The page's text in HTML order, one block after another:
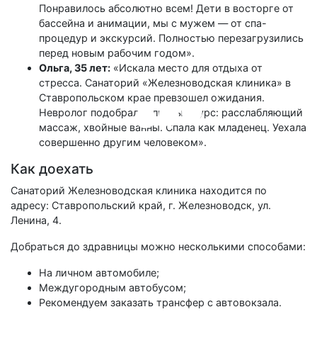
Понравилось абсолютно всем! Дети в восторге от
бассейна и анимации, мы с мужем — от спа-
процедур и экскурсий. Полностью перезагрузились
перед новым рабочим годом».
Ольга, 35 лет: «Искала место для отдыха от
стресса. Санаторий «Железноводская клиника» в
Ставропольском крае превзошел ожидания.
Невролог подобрал отличный курс: расслабляющий
массаж, хвойные ванны. Спала как младенец. Уехала
совершенно другим человеком».
Как доехать
Санаторий Железноводская клиника находится по
адресу: Ставропольский край, г. Железноводск, ул.
Ленина, 4.
Добраться до здравницы можно несколькими способами:
На личном автомобиле;
Междугородным автобусом;
Рекомендуем заказать трансфер с автовокзала.